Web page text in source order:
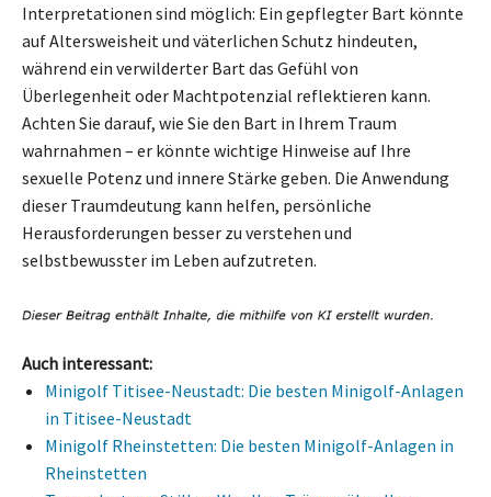
Interpretationen sind möglich: Ein gepflegter Bart könnte
auf Altersweisheit und väterlichen Schutz hindeuten,
während ein verwilderter Bart das Gefühl von
Überlegenheit oder Machtpotenzial reflektieren kann.
Achten Sie darauf, wie Sie den Bart in Ihrem Traum
wahrnahmen – er könnte wichtige Hinweise auf Ihre
sexuelle Potenz und innere Stärke geben. Die Anwendung
dieser Traumdeutung kann helfen, persönliche
Herausforderungen besser zu verstehen und
selbstbewusster im Leben aufzutreten.
Auch interessant:
Minigolf Titisee-Neustadt: Die besten Minigolf-Anlagen
in Titisee-Neustadt
Minigolf Rheinstetten: Die besten Minigolf-Anlagen in
Rheinstetten